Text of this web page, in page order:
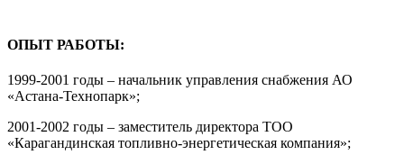
ОПЫТ РАБОТЫ:
1999-2001 годы – начальник управления снабжения АО
«Астана-Технопарк»;
2001-2002 годы – заместитель директора ТОО
«Карагандинская топливно-энергетическая компания»;